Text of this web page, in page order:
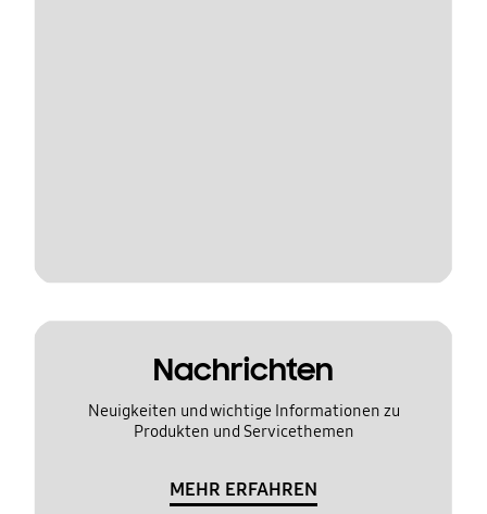
Nachrichten
Neuigkeiten und wichtige Informationen zu
Produkten und Servicethemen
MEHR ERFAHREN